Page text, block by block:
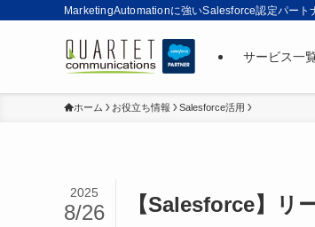
MarketingAutomationに強いSalesforce認定パート
サービス一
ホーム お役立ち情報 Salesforce活用
【Salesforce】リ
2025
8/26